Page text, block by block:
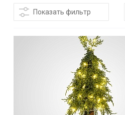
Показать фильтр